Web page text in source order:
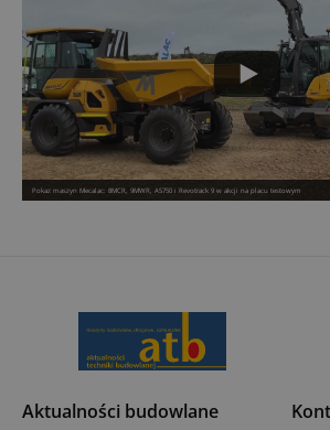
Pokaz maszyn Mecalac: 8MCR, 9MWR, AS750 i Revotrack 9 w akcji na placu testowym
Aktualności budowlane